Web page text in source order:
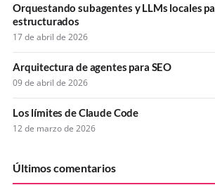
Orquestando subagentes y LLMs locales
estructurados
17 de abril de 2026
Arquitectura de agentes para SEO
09 de abril de 2026
Los límites de Claude Code
12 de marzo de 2026
Últimos comentarios